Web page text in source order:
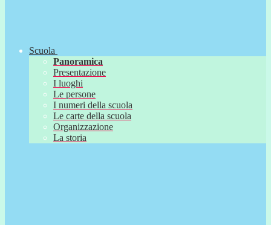
Scuola
Panoramica
Presentazione
I luoghi
Le persone
I numeri della scuola
Le carte della scuola
Organizzazione
La storia